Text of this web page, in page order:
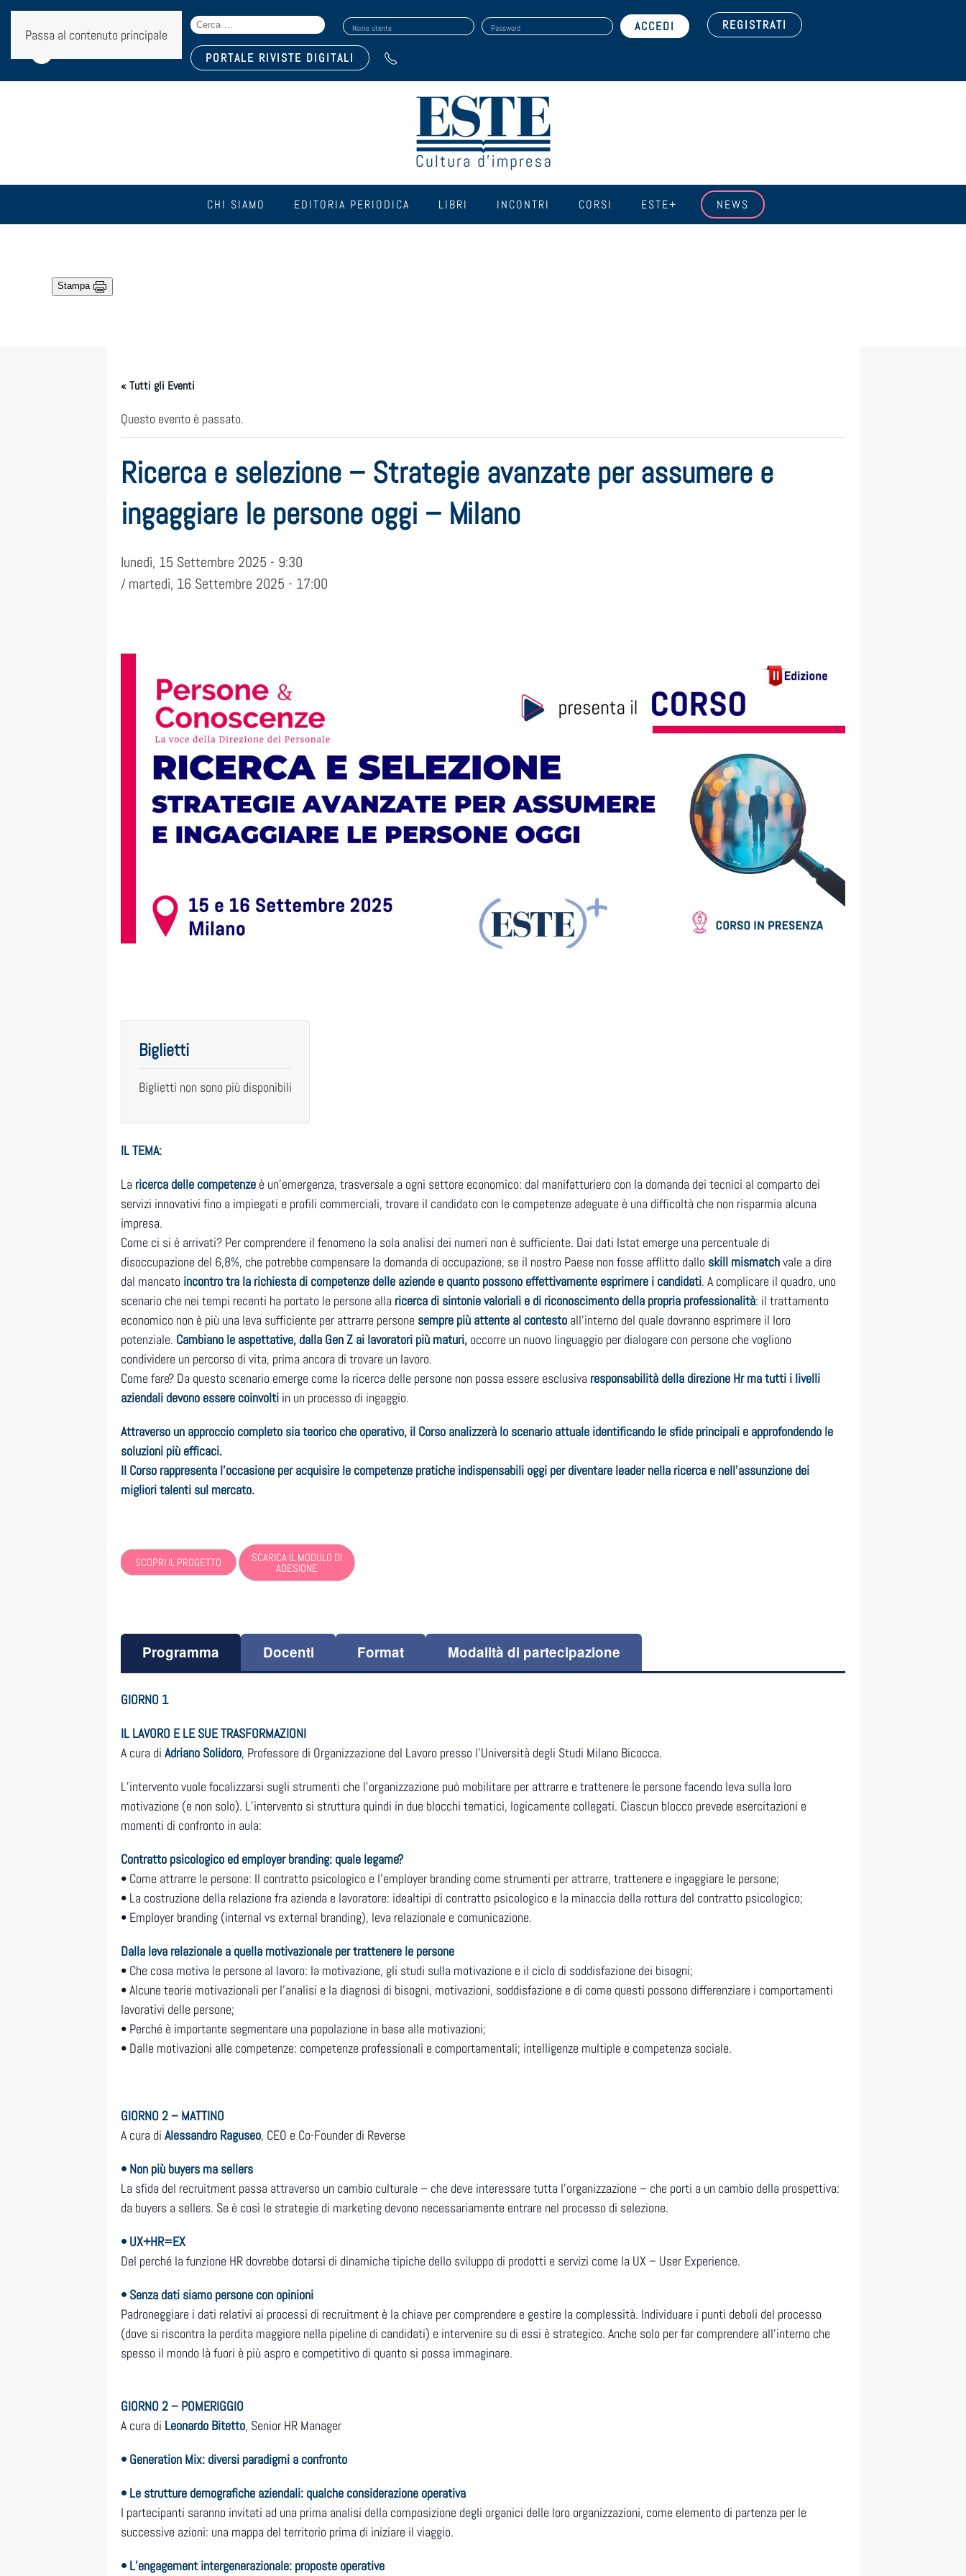
Passa al contenuto principale
Seguici sui social:
Search
for:
Nome utente Password REGISTRATI
PORTALE RIVISTE DIGITALI
CHI SIAMO EDITORIA PERIODICA LIBRI INCONTRI CORSI ESTE+ NEWS
Stampa
« Tutti gli Eventi
Questo evento è passato.
Ricerca e selezione – Strategie avanzate per assumere e
ingaggiare le persone oggi – Milano
lunedì, 15 Settembre 2025 - 9:30
/ martedì, 16 Settembre 2025 - 17:00
Biglietti
Biglietti non sono più disponibili
IL TEMA:
La ricerca delle competenze è un’emergenza, trasversale a ogni settore economico: dal manifatturiero con la domanda dei tecnici al comparto dei
servizi innovativi fino a impiegati e profili commerciali, trovare il candidato con le competenze adeguate è una difficoltà che non risparmia alcuna
impresa.
Come ci si è arrivati? Per comprendere il fenomeno la sola analisi dei numeri non è sufficiente. Dai dati Istat emerge una percentuale di
disoccupazione del 6,8%, che potrebbe compensare la domanda di occupazione, se il nostro Paese non fosse afflitto dallo skill mismatchvale a dire
dal mancato incontro tra la richiesta di competenze delle aziende e quanto possono effettivamente esprimere i candidati. A complicare il quadro, uno
scenario che nei tempi recenti ha portato le persone alla ricerca di sintonie valoriali e di riconoscimento della propria professionalità: il trattamento
economico non è più una leva sufficiente per attrarre persone sempre più attente al contesto all’interno del quale dovranno esprimere il loro
potenziale. Cambiano le aspettative, dalla Gen Z ai lavoratori più maturi, occorre un nuovo linguaggio per dialogare con persone che vogliono
condividere un percorso di vita, prima ancora di trovare un lavoro.
Come fare? Da questo scenario emerge come la ricerca delle persone non possa essere esclusiva responsabilità della direzione Hr ma tutti i livelli
aziendali devono essere coinvolti in un processo di ingaggio.
Attraverso un approccio completo sia teorico che operativo, il Corso analizzerà lo scenario attuale identificando le sfide principali e approfondendo le
soluzioni più efficaci.
Il Corso rappresenta l’occasione per acquisire le competenze pratiche indispensabili oggi per diventare leader nella ricerca e nell’assunzione dei
migliori talenti sul mercato.
SCOPRI IL PROGETTO SCARICA IL MODULO DI
ADESIONE
Programma Docenti Format Modalità di partecipazione
GIORNO 1
IL LAVORO E LE SUE TRASFORMAZIONI
A cura di Adriano Solidoro, Professore di Organizzazione del Lavoro presso l’Università degli Studi Milano Bicocca.
L’intervento vuole focalizzarsi sugli strumenti che l’organizzazione può mobilitare per attrarre e trattenere le persone facendo leva sulla loro
motivazione (e non solo). L’intervento si struttura quindi in due blocchi tematici, logicamente collegati. Ciascun blocco prevede esercitazioni e
momenti di confronto in aula:
Contratto psicologico ed employer branding: quale legame?
• Come attrarre le persone: Il contratto psicologico e l’employer branding come strumenti per attrarre, trattenere e ingaggiare le persone;
• La costruzione della relazione fra azienda e lavoratore: idealtipi di contratto psicologico e la minaccia della rottura del contratto psicologico;
• Employer branding (internal vs external branding), leva relazionale e comunicazione.
Dalla leva relazionale a quella motivazionale per trattenere le persone
• Che cosa motiva le persone al lavoro: la motivazione, gli studi sulla motivazione e il ciclo di soddisfazione dei bisogni;
• Alcune teorie motivazionali per l’analisi e la diagnosi di bisogni, motivazioni, soddisfazione e di come questi possono differenziare i comportamenti
lavorativi delle persone;
• Perché è importante segmentare una popolazione in base alle motivazioni;
• Dalle motivazioni alle competenze: competenze professionali e comportamentali; intelligenze multiple e competenza sociale.
GIORNO 2 – MATTINO
A cura di Alessandro Raguseo, CEO e Co-Founder di Reverse
• Non più buyers ma sellers
La sfida del recruitment passa attraverso un cambio culturale – che deve interessare tutta l’organizzazione – che porti a un cambio della prospettiva:
da buyers a sellers. Se è così le strategie di marketing devono necessariamente entrare nel processo di selezione.
• UX+HR=EX
Del perché la funzione HR dovrebbe dotarsi di dinamiche tipiche dello sviluppo di prodotti e servizi come la UX – User Experience.
• Senza dati siamo persone con opinioni
Padroneggiare i dati relativi ai processi di recruitment è la chiave per comprendere e gestire la complessità. Individuare i punti deboli del processo
(dove si riscontra la perdita maggiore nella pipeline di candidati) e intervenire su di essi è strategico. Anche solo per far comprendere all’interno che
spesso il mondo là fuori è più aspro e competitivo di quanto si possa immaginare.
GIORNO 2 – POMERIGGIO
A cura di Leonardo Bitetto, Senior HR Manager
• Generation Mix: diversi paradigmi a confronto
• Le strutture demografiche aziendali: qualche considerazione operativa
I partecipanti saranno invitati ad una prima analisi della composizione degli organici delle loro organizzazioni, come elemento di partenza per le
successive azioni: una mappa del territorio prima di iniziare il viaggio.
• L’engagement intergenerazionale: proposte operative